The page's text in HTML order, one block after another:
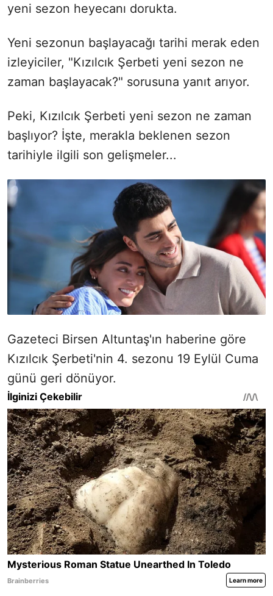
yeni sezon heyecanı dorukta.
Yeni sezonun başlayacağı tarihi merak eden
izleyiciler, "Kızılcık Şerbeti yeni sezon ne
zaman başlayacak?" sorusuna yanıt arıyor.
Peki, Kızılcık Şerbeti yeni sezon ne zaman
başlıyor? İşte, merakla beklenen sezon
tarihiyle ilgili son gelişmeler...
Gazeteci Birsen Altuntaş'ın haberine göre
Kızılcık Şerbeti'nin 4. sezonu 19 Eylül Cuma
günü geri dönüyor.